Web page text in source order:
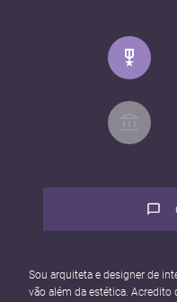
Sou arquiteta e designer de
vão além da estética.